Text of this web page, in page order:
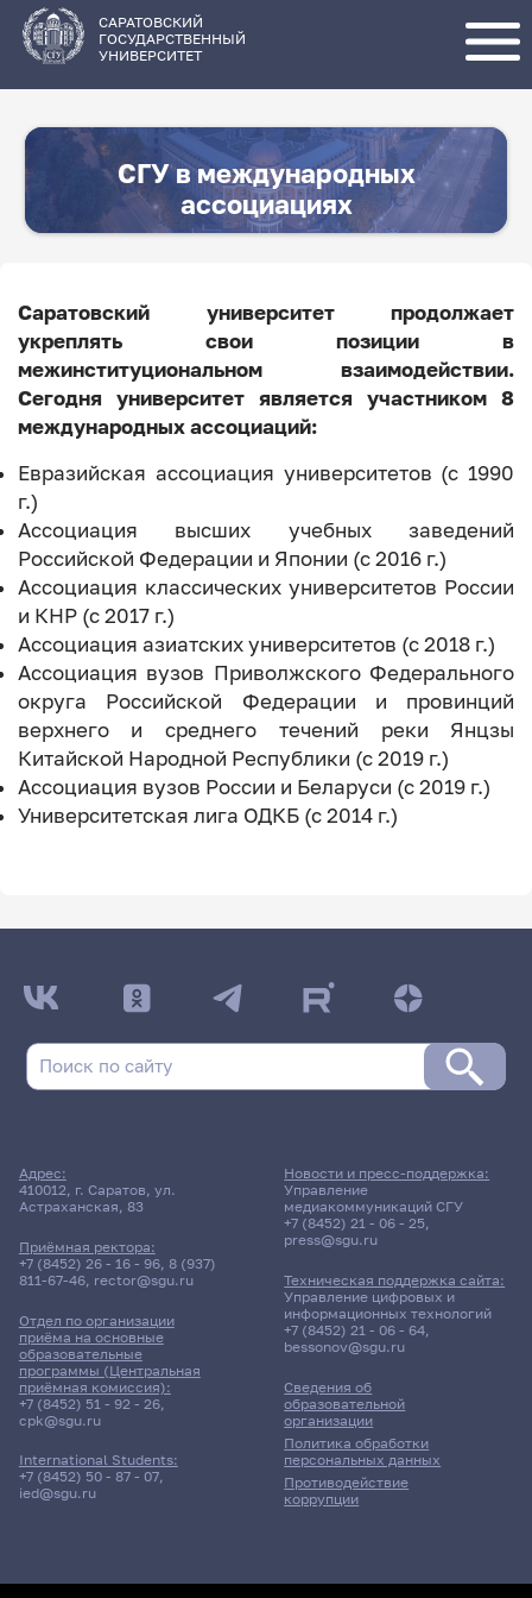
основному
содержанию
САРАТОВСКИЙ
ГОСУДАРСТВЕННЫЙ
УНИВЕРСИТЕТ
СГУ в международных
ассоциациях
Саратовский университет продолжает
укреплять свои позиции в
межинституциональном взаимодействии.
Сегодня университет является участником 8
международных ассоциаций:
Евразийская ассоциация университетов (с 1990
г.)
Ассоциация высших учебных заведений
Российской Федерации и Японии (с 2016 г.)
Ассоциация классических университетов России
и КНР (с 2017 г.)
Ассоциация азиатских университетов (с 2018 г.)
Ассоциация вузов Приволжского Федерального
округа Российской Федерации и провинций
верхнего и среднего течений реки Янцзы
Китайской Народной Республики (с 2019 г.)
Ассоциация вузов России и Беларуси (с 2019 г.)
Университетская лига ОДКБ (с 2014 г.)
Адрес:
410012, г. Саратов, ул.
Астраханская, 83
Приёмная ректора:
+7 (8452) 26 - 16 - 96, 8 (937)
811-67-46, rector@sgu.ru
Отдел по организации
приёма на основные
образовательные
программы (Центральная
приёмная комиссия):
+7 (8452) 51 - 92 - 26,
cpk@sgu.ru
International Students:
+7 (8452) 50 - 87 - 07,
ied@sgu.ru
Сведения об
образовательной
организации
Политика обработки
персональных данных
Противодействие
коррупции
Новости и пресс-поддержка:
Управление
медиакоммуникаций СГУ
+7 (8452) 21 - 06 - 25,
press@sgu.ru
Техническая поддержка сайта:
Управление цифровых и
информационных технологий
+7 (8452) 21 - 06 - 64,
bessonov@sgu.ru